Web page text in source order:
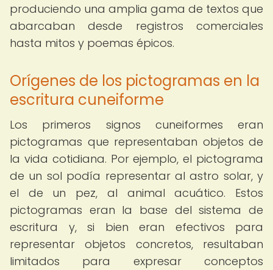
produciendo una amplia gama de textos que
abarcaban desde registros comerciales
hasta mitos y poemas épicos.
Orígenes de los pictogramas en la
escritura cuneiforme
Los primeros signos cuneiformes eran
pictogramas que representaban objetos de
la vida cotidiana. Por ejemplo, el pictograma
de un sol podía representar al astro solar, y
el de un pez, al animal acuático. Estos
pictogramas eran la base del sistema de
escritura y, si bien eran efectivos para
representar objetos concretos, resultaban
limitados para expresar conceptos